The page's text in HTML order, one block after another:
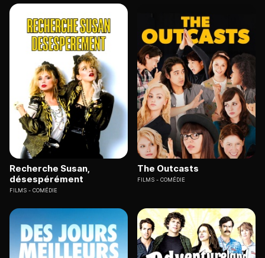
Recherche Susan,
désespérément
FILMS COMÉDIE
The Outcasts
FILMS COMÉDIE